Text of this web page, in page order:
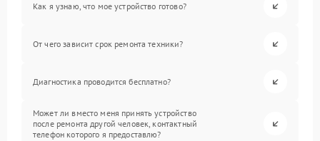
Как я узнаю, что мое устройство готово?
От чего зависит срок ремонта техники?
Диагностика проводится бесплатно?
Может ли вместо меня принять устройство
после ремонта другой человек, контактный
телефон которого я предоставлю?